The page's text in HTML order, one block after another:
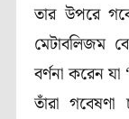
তার উপরে
মেটাবলিজম
বর্ণনা করেন যা ‘
তাঁরা